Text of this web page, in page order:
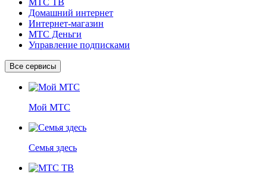
МТС ТВ
Домашний интернет
Интернет-магазин
МТС Деньги
Управление подписками
Все сервисы
Мой МТС
Семья здесь